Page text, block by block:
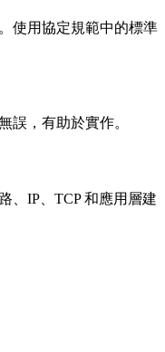
使用協定規範中的標準
誤，有助於實作。
、IP、TCP 和應用層建